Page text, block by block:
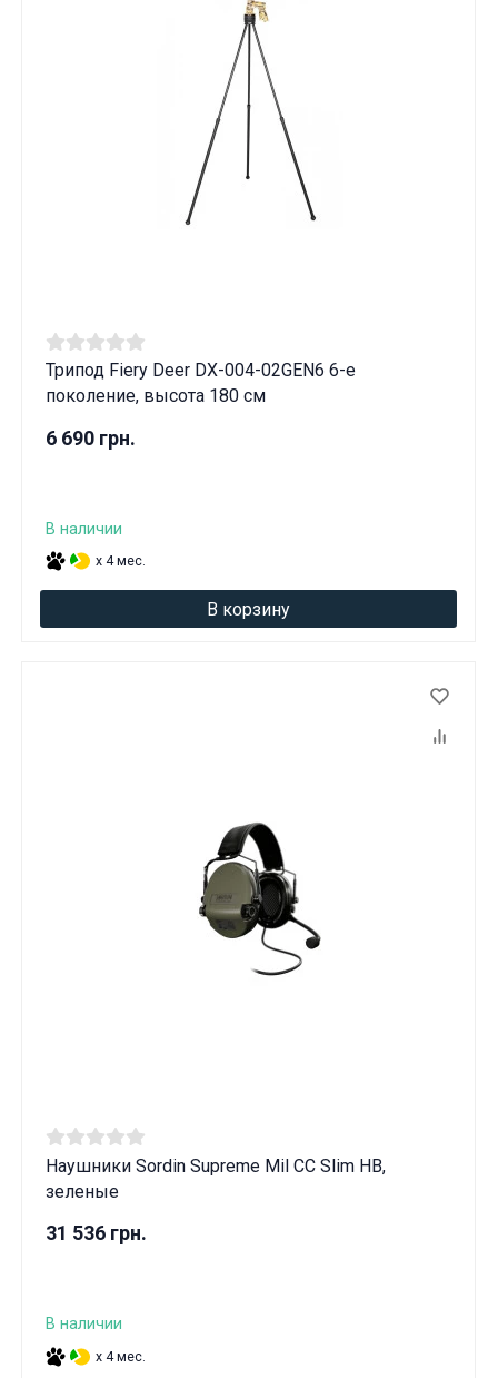
Трипод Fiery Deer DX-004-02GEN6 6-е
поколение, высота 180 см
6 690 грн.
В наличии
x 4 мес.
В корзину
Наушники Sordin Supreme Mil CC Slim HB,
зеленые
31 536 грн.
В наличии
x 4 мес.